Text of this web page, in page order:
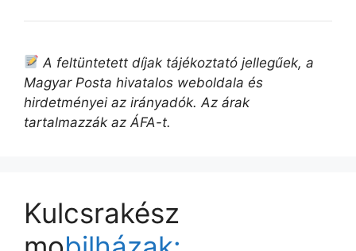
A feltüntetett díjak tájékoztató jellegűek, a
Magyar Posta hivatalos weboldala és
hirdetményei az irányadók. Az árak
tartalmazzák az ÁFA-t.
Kulcsrakész